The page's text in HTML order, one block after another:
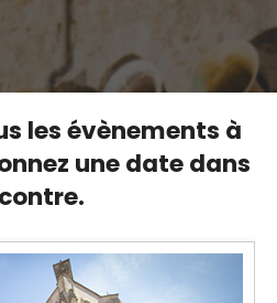
les évènements à
une date dans